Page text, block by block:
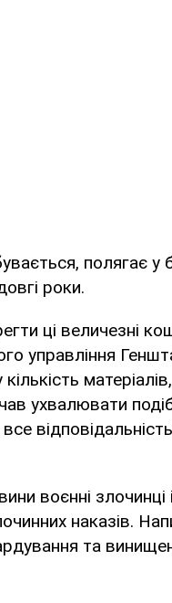
полягає у
роки.
ці величезні
управління
ухвалювати
воєнні злочинці
наказів.
та